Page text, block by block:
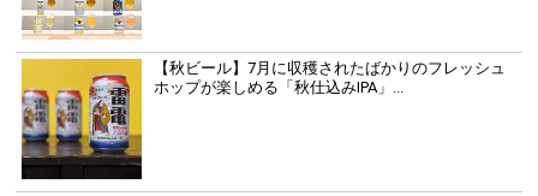
【秋ビール】7月に収穫されたばかりのフレッシュ
ホップが楽しめる「秋仕込みIPA」...